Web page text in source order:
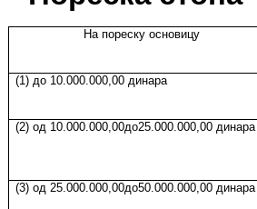
На пореску основицу
(1) до 10.000.000,00 динара
(2) од 10.000.000,00до25.000.000,00 динара
(3) од 25.000.000,00до50.000.000,00 динара